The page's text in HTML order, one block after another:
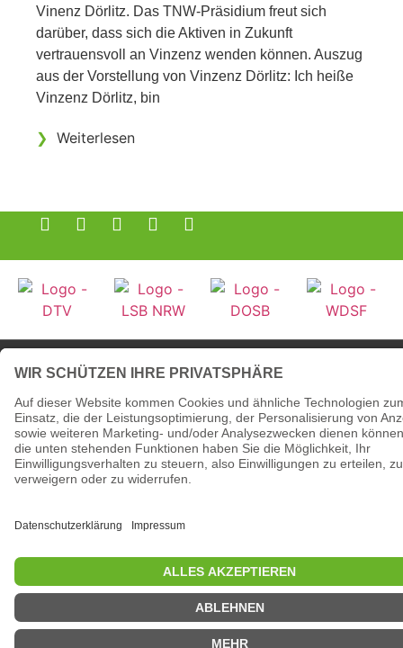
Vinenz Dörlitz. Das TNW-Präsidium freut sich
darüber, dass sich die Aktiven in Zukunft
vertrauensvoll an Vinzenz wenden können. Auszug
aus der Vorstellung von Vinzenz Dörlitz: Ich heiße
Vinzenz Dörlitz, bin
❯ Weiterlesen
© 2026 - Tanzsportverband Nordrhein-Westfalen e.V.
Datenschutzerklärung
Impressum